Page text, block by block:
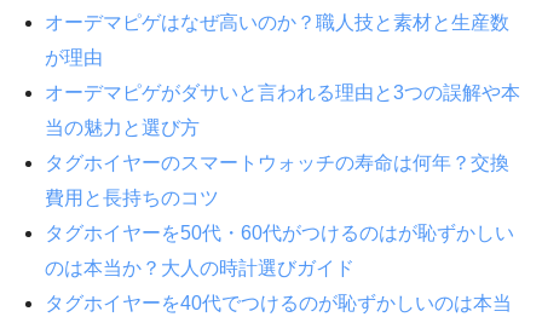
オーデマピゲはなぜ高いのか？職人技と素材と生産数
が理由
オーデマピゲがダサいと言われる理由と3つの誤解や本
当の魅力と選び方
タグホイヤーのスマートウォッチの寿命は何年？交換
費用と長持ちのコツ
タグホイヤーを50代・60代がつけるのはが恥ずかしい
のは本当か？大人の時計選びガイド
タグホイヤーを40代でつけるのが恥ずかしいのは本当